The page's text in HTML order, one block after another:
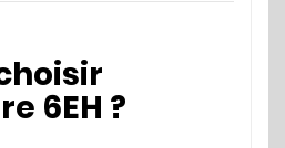
6EH ?